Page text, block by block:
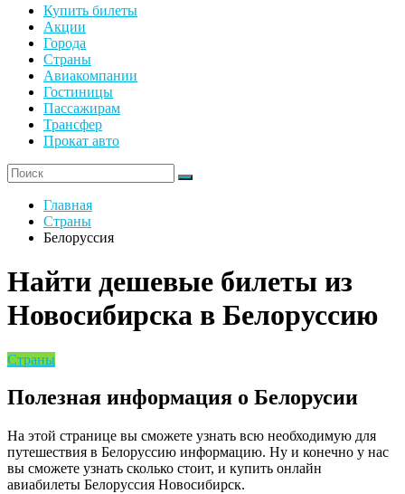
Купить билеты
Акции
Города
Страны
Авиакомпании
Гостиницы
Пассажирам
Трансфер
Прокат авто
Главная
Страны
Белоруссия
Найти дешевые билеты из
Новосибирска в Белоруссию
Страны
Полезная информация о Белорусии
На этой странице вы сможете узнать всю необходимую для
путешествия в Белоруссию информацию. Ну и конечно у нас
вы сможете узнать сколько стоит, и купить онлайн
авиабилеты Белоруссия Новосибирск.